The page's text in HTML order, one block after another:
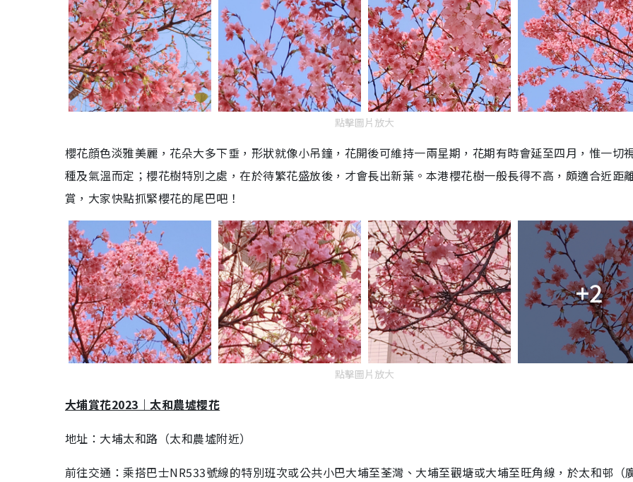
點擊圖片放大
櫻花顔色淡雅美麗，花朵大多下垂，形狀就像小吊鐘，花開後可維持一兩星期，花期有時會延至四月，惟一切
種及氣溫而定；櫻花樹特別之處，在於待繁花盛放後，才會長出新葉。本港櫻花樹一般長得不高，頗適合近距
賞，大家快點抓緊櫻花的尾巴吧！
+2
點擊圖片放大
大埔賞花2023｜太和農墟櫻花
地址：大埔太和路（太和農墟附近）
前往交通：乘搭巴士NR533號線的特別班次或公共小巴大埔至荃灣、大埔至觀塘或大埔至旺角線，於太和邨（